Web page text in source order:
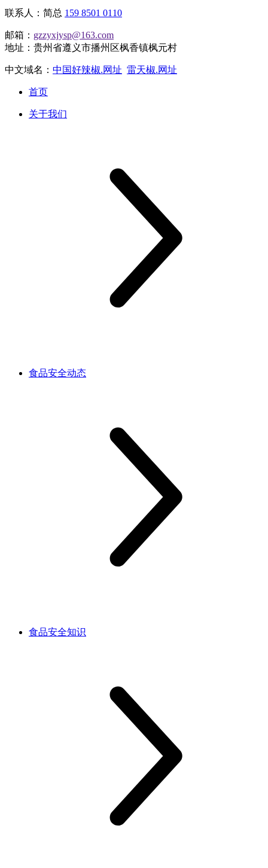
联系人：简总 159 8501 0110
邮箱： gzzyxjysp@163.com
地址：贵州省遵义市播州区枫香镇枫元村
中文域名： 中国好辣椒.网址 雷天椒.网址
首页
关于我们
食品安全动态
食品安全知识